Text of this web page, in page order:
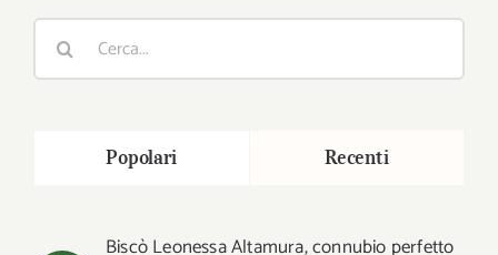
Cerca
Popolari Recenti
Biscò Leonessa Altamura, connubio perfetto